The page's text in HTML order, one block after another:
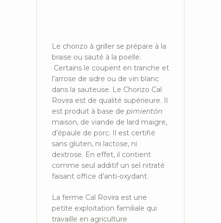
Le chorizo à griller se prépare à la
braise ou sauté à la poelle.
Certains le coupent en tranche et
l’arrose de sidre ou de vin blanc
dans la sauteuse. Le Chorizo Cal
Rovira est de qualité supérieure. Il
est produit à base de pimientón
maison, de viande de lard maigre,
d’épaule de porc. Il est certifié
sans gluten, ni lactose, ni
dextrose. En effet, il contient
comme seul additif un sel nitraté
faisant office d’anti-oxydant.
La ferme Cal Rovira est une
petite exploitation familiale qui
travaille en agriculture